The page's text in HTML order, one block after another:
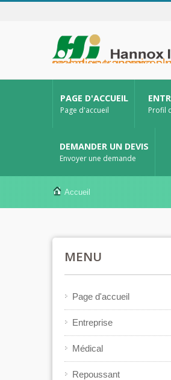
Hannox International Corp. - Nous accompagnons les importateurs, grossistes et distributeurs de dispositifs médicaux, ainsi que les marques du secteur de la santé,
PAGE D'ACCUEIL
Page d'accueil Profil
DEMANDER UN DEVIS
Envoyer une demande
Accueil
MENU
Page d'accueil
Entreprise
Médical
Repoussant